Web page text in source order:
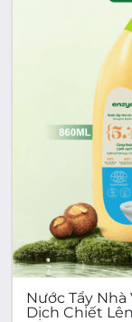
Nước Tẩy Nhà
Dịch Chiết